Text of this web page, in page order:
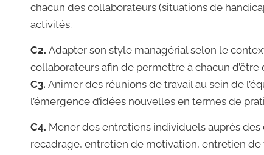
chacun des collaborateurs (situations de
activités.
C2. Adapter son style managérial selon le
collaborateurs afin de permettre à chacun
C3. Animer des réunions de travail au sein de
l’émergence d’idées nouvelles en termes de
C4. Mener des entretiens individuels auprès
recadrage, entretien de motivation, entretien